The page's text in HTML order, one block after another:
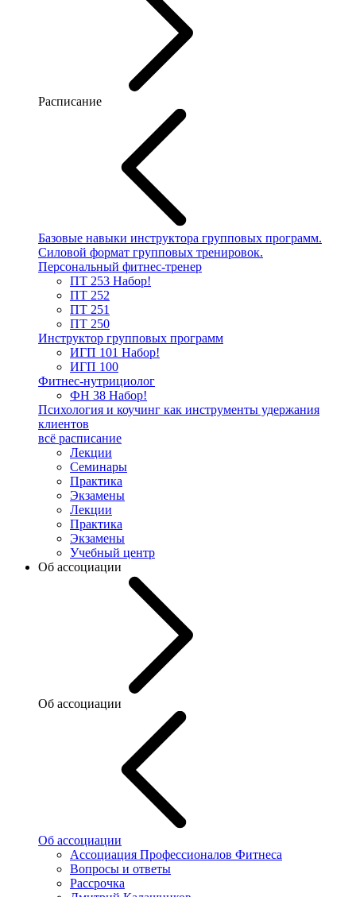
Расписание
Базовые навыки инструктора групповых программ.
Силовой формат групповых тренировок.
Персональный фитнес-тренер
ПТ 253 Набор!
ПТ 252
ПТ 251
ПТ 250
Инструктор групповых программ
ИГП 101 Набор!
ИГП 100
Фитнес-нутрициолог
ФН 38 Набор!
Психология и коучинг как инструменты удержания
клиентов
всё расписание
Лекции
Семинары
Практика
Экзамены
Лекции
Практика
Экзамены
Учебный центр
Об ассоциации
Об ассоциации
Об ассоциации
Ассоциация Профессионалов Фитнеса
Вопросы и ответы
Рассрочка